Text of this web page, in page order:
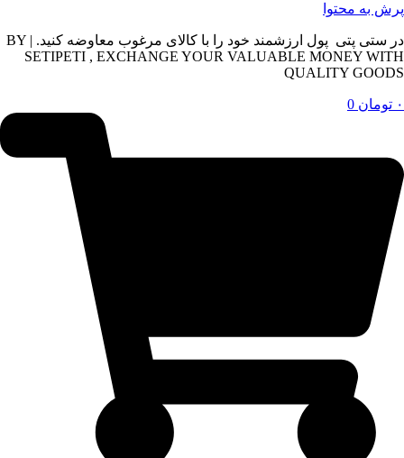
پرش به محتوا
در ستی پتی پول ارزشمند خود را با کالای مرغوب معاوضه کنید. | BY
SETIPETI , EXCHANGE YOUR VALUABLE MONEY WITH
QUALITY GOODS
۰ تومان 0